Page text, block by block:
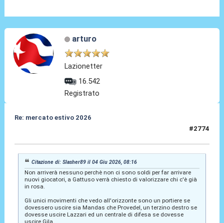
arturo
Lazionetter
16.542
Registrato
Re: mercato estivo 2026
#2774
Citazione di: Slasher89 il 04 Giu 2026, 08:16
Non arriverà nessuno perchè non ci sono soldi per far arrivare
nuovi giocatori, a Gattuso verrà chiesto di valorizzare chi c'è già
in rosa.
Gli unici movimenti che vedo all'orizzonte sono un portiere se
dovessero uscire sia Mandas che Provedel, un terzino destro se
dovesse uscire Lazzari ed un centrale di difesa se dovesse
uscire Gila.